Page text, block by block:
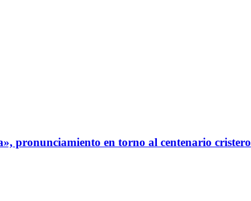
pronunciamiento en torno al centenario cristero